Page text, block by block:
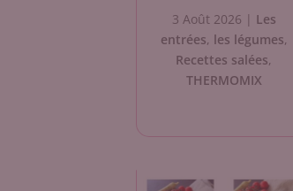
3 Août 2026 | Les
entrées, les légumes,
Recettes salées,
THERMOMIX